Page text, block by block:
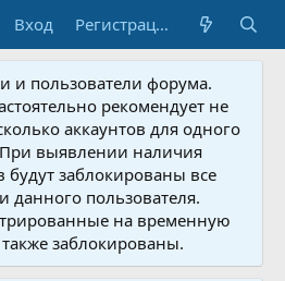
Вход Регистрация
и пользователи форума.
рекомендует не
аккаунтов для одного
При выявлении наличия
будут заблокированы все
данного пользователя.
на временную
также заблокированы.